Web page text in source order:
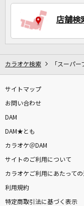
店舗検
カラオケ検索 「スーパ
サイトマップ
お問い合わせ
DAM
DAM★とも
カラオケ＠DAM
サイトのご利用について
カラオケご利用にあたって
利用規約
特定商取引法に基づく表示